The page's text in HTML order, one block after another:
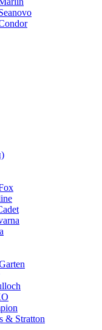
& Stratton